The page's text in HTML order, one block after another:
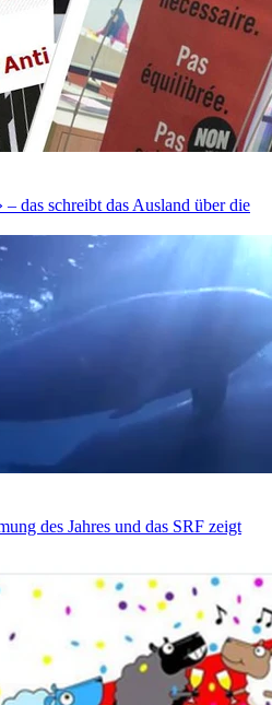
das schreibt das Ausland über die
des Jahres und das SRF zeigt